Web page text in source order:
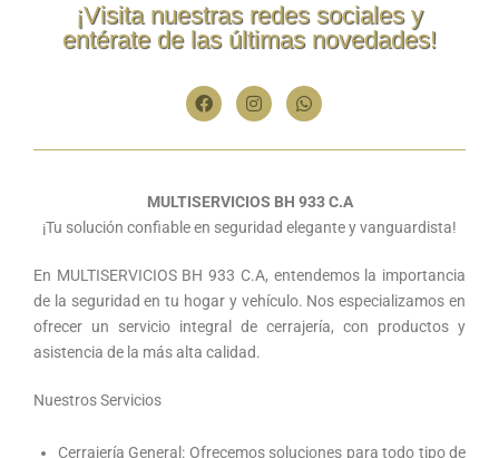
¡Visita nuestras redes sociales y
entérate de las últimas novedades!
MULTISERVICIOS BH 933 C.A
¡Tu solución confiable en seguridad elegante y vanguardista!
En MULTISERVICIOS BH 933 C.A, entendemos la importancia
de la seguridad en tu hogar y vehículo. Nos especializamos en
ofrecer un servicio integral de cerrajería, con productos y
asistencia de la más alta calidad.
Nuestros Servicios
Cerrajería General: Ofrecemos soluciones para todo tipo de